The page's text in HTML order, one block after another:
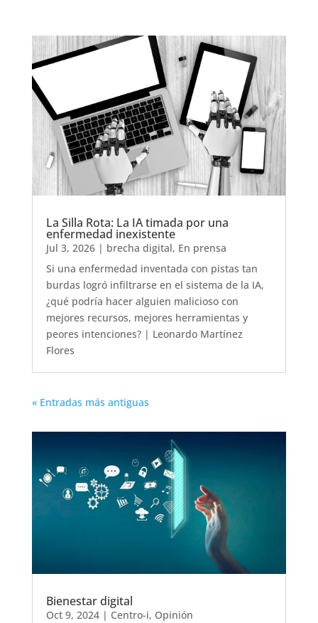
La Silla Rota: La IA timada por una
enfermedad inexistente
Jul 3, 2026| brecha digital, En prensa
Si una enfermedad inventada con pistas tan
burdas logró infiltrarse en el sistema de la IA,
¿qué podría hacer alguien malicioso con
mejores recursos, mejores herramientas y
peores intenciones? | Leonardo Martínez
Flores
« Entradas más antiguas
Bienestar digital
Oct 9, 2024| Centro-i, Opinión